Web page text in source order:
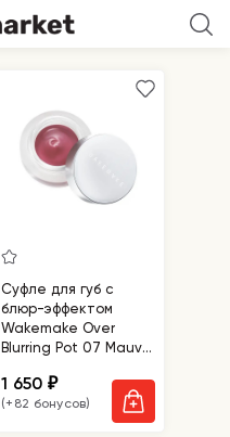
Умолчанию
Суфле для губ с
блюр-эффектом
Wakemake Over
Blurring Pot 07 Mauve
1 650₽
(+82 бонусов)